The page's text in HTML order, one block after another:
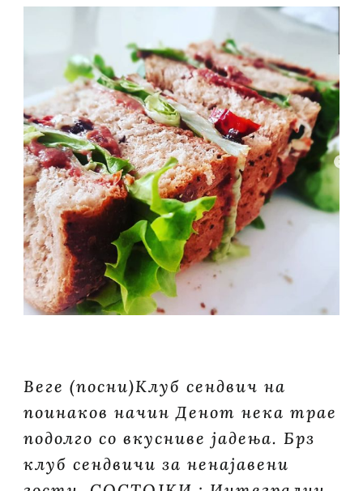
Веге (посни)Клуб сендвич на
поинаков начин Денот нека трае
подолго со вкусниве јадења. Брз
клуб сендвичи за ненајавени